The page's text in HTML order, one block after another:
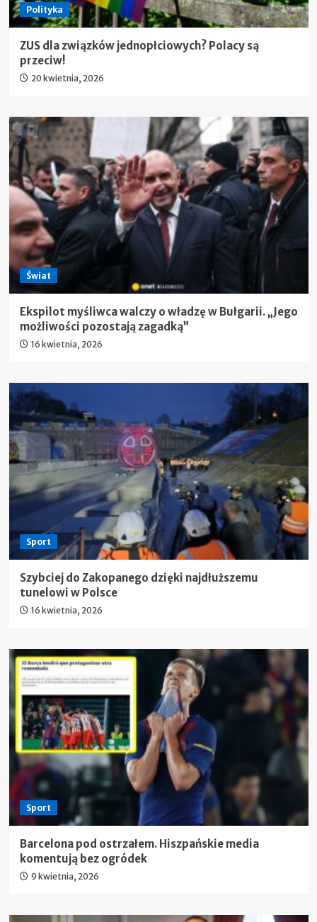
Polityka
ZUS dla związków jednopłciowych? Polacy są
przeciw!
20 kwietnia, 2026
Świat
Ekspilot myśliwca walczy o władzę w Bułgarii. „Jego
możliwości pozostają zagadką”
16 kwietnia, 2026
Sport
Szybciej do Zakopanego dzięki najdłuższemu
tunelowi w Polsce
16 kwietnia, 2026
Sport
Barcelona pod ostrzałem. Hiszpańskie media
komentują bez ogródek
9 kwietnia, 2026